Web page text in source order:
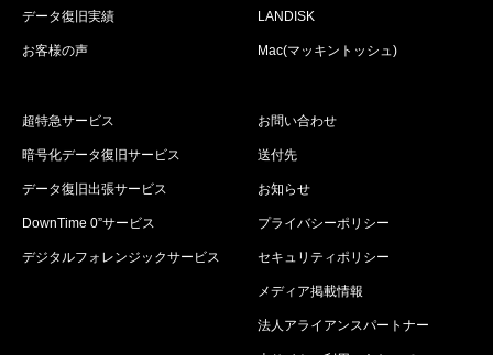
データ復旧実績
お客様の声
LANDISK
Mac(マッキントッシュ)
超特急サービス
暗号化データ復旧サービス
データ復旧出張サービス
DownTime 0”サービス
デジタルフォレンジックサービス
お問い合わせ
送付先
お知らせ
プライバシーポリシー
セキュリティポリシー
メディア掲載情報
法人アライアンスパートナー